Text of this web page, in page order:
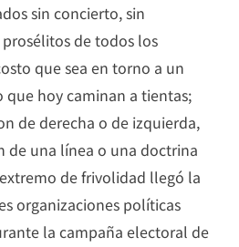
sin concierto, sin
de todos los
que sea en torno a un
que hoy caminan a tientas;
de derecha o de izquierda,
de una línea o una doctrina
de frivolidad llegó la
organizaciones políticas
la campaña electoral de